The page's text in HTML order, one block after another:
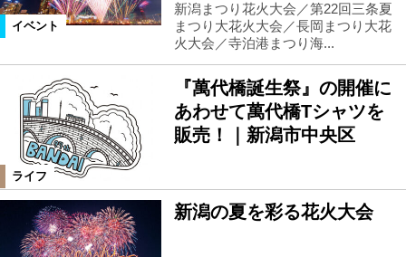
イベント
新潟まつり花火大会／第22回三条夏
まつり大花火大会／長岡まつり大花
火大会／寺泊港まつり海...
ライフ
『萬代橋誕生祭』の開催に
あわせて萬代橋Tシャツを
販売！｜新潟市中央区
新潟の夏を彩る花火大会